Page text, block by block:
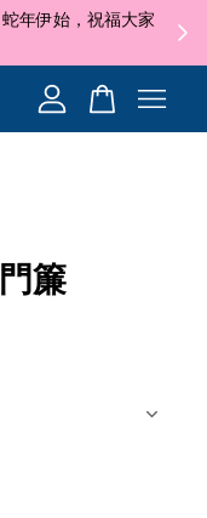
年伊始，祝福大家
✦
簾
空的。